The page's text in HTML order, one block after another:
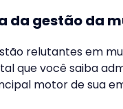
da gestão da
relutantes em
que você saiba
motor de sua